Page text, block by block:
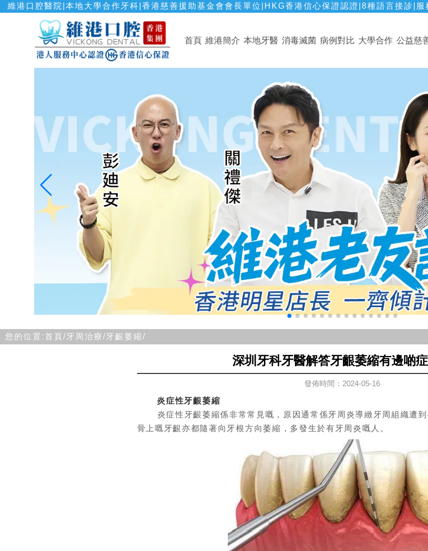
維港口腔醫院|本地大學合作牙科|香港慈善援助基金會會長單位|HKG香港信心保證認證|8種語言接診|
首頁 維港簡介 本地牙醫 消毒滅菌 病例對比 大學合作 公益慈
您的位置:首頁/ 牙周治療/ 牙齦萎縮/
深圳牙科牙醫解答牙齦萎縮有邊啲
發佈時間：2024-05-16
炎症性牙齦萎縮
炎症性牙齦萎縮係非常常見嘅，原因通常係牙周炎導緻牙周組織遭
骨上嘅牙齦亦都隨著向牙根方向萎縮，多發生於有牙周炎嘅人。